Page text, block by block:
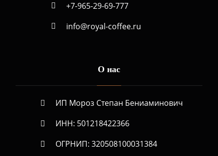
+7-965-29-69-777
info@royal-coffee.ru
О нас
ИП Мороз Степан Бениаминович
ИНН: 501218422366
ОГРНИП: 320508100031384